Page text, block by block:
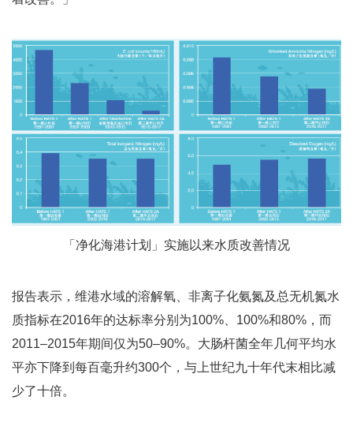
「净化海港计划」实施以来水质改善情况
报告表示，维港水域的溶解氧、非离子化氨氮及总无机氮水
质指标在2016年的达标率分别为100%、100%和80%，而
2011–2015年期间仅为50–90%。大肠杆菌全年几何平均水
平亦下降到每百毫升约300个，与上世纪九十年代末相比减
少了十倍。